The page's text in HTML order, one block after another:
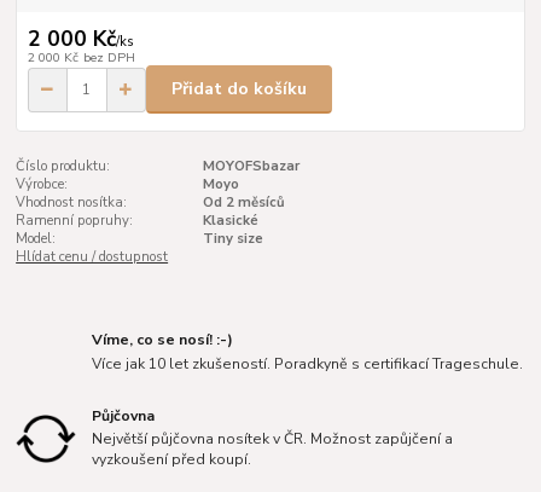
2 000 Kč/ks
2 000 Kč bez DPH
Přidat do košíku
Číslo produktu:
MOYOFSbazar
Výrobce:
Moyo
Vhodnost nosítka:
Od 2 měsíců
Ramenní popruhy:
Klasické
Model:
Tiny size
Hlídat cenu / dostupnost
Víme, co se nosí! :-)
Více jak 10 let zkušeností. Poradkyně s certifikací Trageschule.
Půjčovna
Největší půjčovna nosítek v ČR. Možnost zapůjčení a
vyzkoušení před koupí.